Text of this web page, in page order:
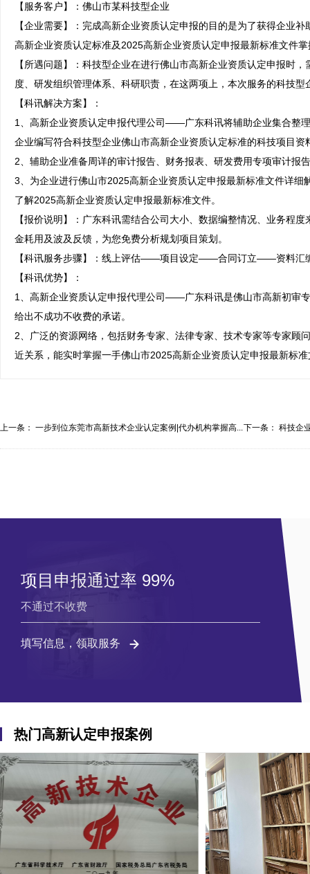
【服务客户】：佛山市某科技型企业
【企业需要】：完成高新企业资质认定申报的目的是为了获得企业
高新企业资质认定标准及2025高新企业资质认定申报最新标准文件
【所遇问题】：科技型企业在进行佛山市高新企业资质认定申报时
度、研发组织管理体系、科研职责，在这两项上，本次服务的科技型
【科讯解决方案】：
1、高新企业资质认定申报代理公司——广东科讯将辅助企业集合整
企业编写符合科技型企业佛山市高新企业资质认定标准的科技项目资
2、辅助企业准备周详的审计报告、财务报表、研发费用专项审计报
3、为企业进行佛山市2025高新企业资质认定申报最新标准文件详
了解2025高新企业资质认定申报最新标准文件。
【报价说明】：广东科讯需结合公司大小、数据编整情况、业务程
金耗用及波及反馈，为您免费分析规划项目策划。
【科讯服务步骤】：线上评估——项目设定——合同订立——资料
【科讯优势】：
1、高新企业资质认定申报代理公司——广东科讯是佛山市高新初审
给出不成功不收费的承诺。
2、广泛的资源网络，包括财务专家、法律专家、技术专家等专家顾
近关系，能实时掌握一手佛山市2025高新企业资质认定申报最新标
上一条： 一步到位东莞市高新技术企业认定案例|代办机构掌握高...下一条： 科技企
项目申报通过率 99%
不通过不收费
填写信息，领取服务
热门高新认定申报案例